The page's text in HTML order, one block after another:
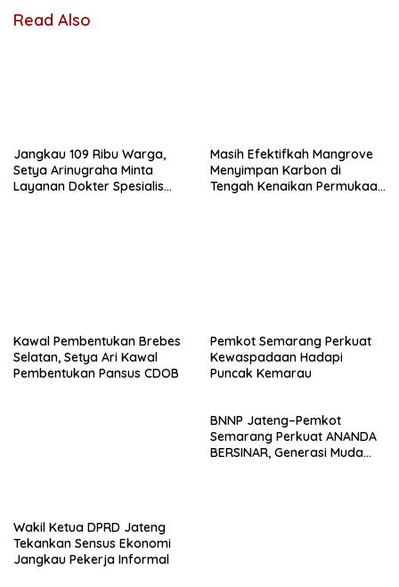
Read Also
Jangkau 109 Ribu Warga,
Setya Arinugraha Minta
Layanan Dokter Spesialis
Masih Efektifkah Mangrove
Menyimpan Karbon di
Tengah Kenaikan Permukaan
Kawal Pembentukan Brebes
Selatan, Setya Ari Kawal
Pembentukan Pansus CDOB
Pemkot Semarang Perkuat
Kewaspadaan Hadapi
Puncak Kemarau
Wakil Ketua DPRD Jateng
Tekankan Sensus Ekonomi
Jangkau Pekerja Informal
BNNP Jateng–Pemkot
Semarang Perkuat ANANDA
BERSINAR, Generasi Muda